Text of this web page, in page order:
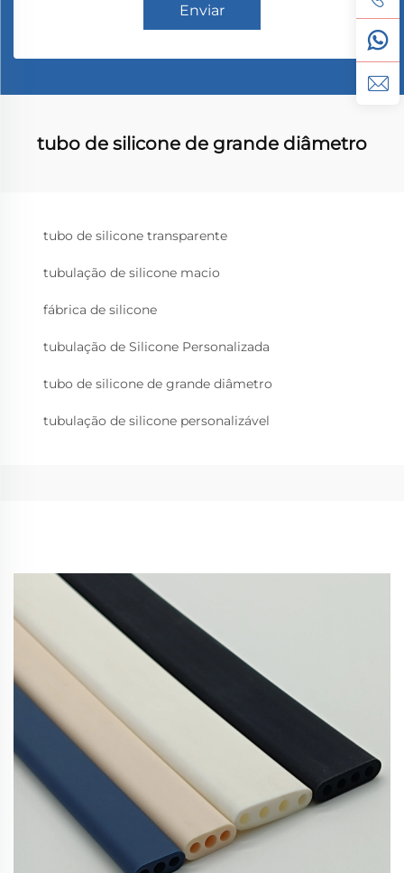
Enviar
tubo de silicone de grande diâmetro
tubo de silicone transparente
tubulação de silicone macio
fábrica de silicone
tubulação de Silicone Personalizada
tubo de silicone de grande diâmetro
tubulação de silicone personalizável